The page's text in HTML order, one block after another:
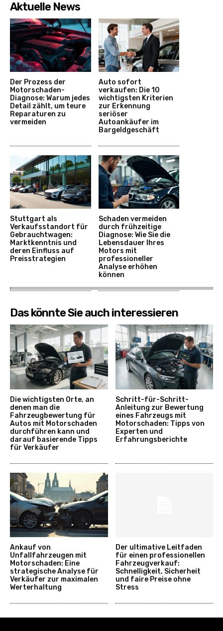
Aktuelle News
Der Prozess der
Motorschaden-
Diagnose: Warum jedes
Detail zählt, um teure
Reparaturen zu
vermeiden
Auto sofort
verkaufen: Die 10
wichtigsten Kriterien
zur Erkennung
seriöser
Autoankäufer im
Bargeldgeschäft
Stuttgart als
Verkaufsstandort für
Gebrauchtwagen:
Marktkenntnis und
deren Einfluss auf
Preisstrategien
Schaden vermeiden
durch frühzeitige
Diagnose: Wie Sie die
Lebensdauer Ihres
Motors mit
professioneller
Analyse erhöhen
können
Das könnte Sie auch interessieren
Die wichtigsten Orte, an
denen man die
Fahrzeugbewertung für
Autos mit Motorschaden
durchführen kann und
darauf basierende Tipps
für Verkäufer
Schritt-für-Schritt-
Anleitung zur Bewertung
eines Fahrzeugs mit
Motorschaden: Tipps von
Experten und
Erfahrungsberichte
Ankauf von
Unfallfahrzeugen mit
Motorschaden: Eine
strategische Analyse für
Verkäufer zur maximalen
Werterhaltung
Der ultimative Leitfaden
für einen professionellen
Fahrzeugverkauf:
Schnelligkeit, Sicherheit
und faire Preise ohne
Stress